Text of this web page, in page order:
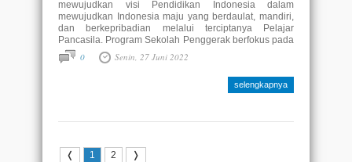
mewujudkan visi Pendidikan Indonesia dalam
mewujudkan Indonesia maju yang berdaulat, mandiri,
dan berkepribadian melalui terciptanya Pelajar
Pancasila. Program Sekolah Penggerak berfokus pada
pengembangan hasil belajar siswa secara holistik
yang mencakup kompetensi (literasi dan numerasi)
dan karakter, diawali dengan SDM yang unggul
0 Senin, 27 Juni 2022
selengkapnya
❬ 1 2 ❭